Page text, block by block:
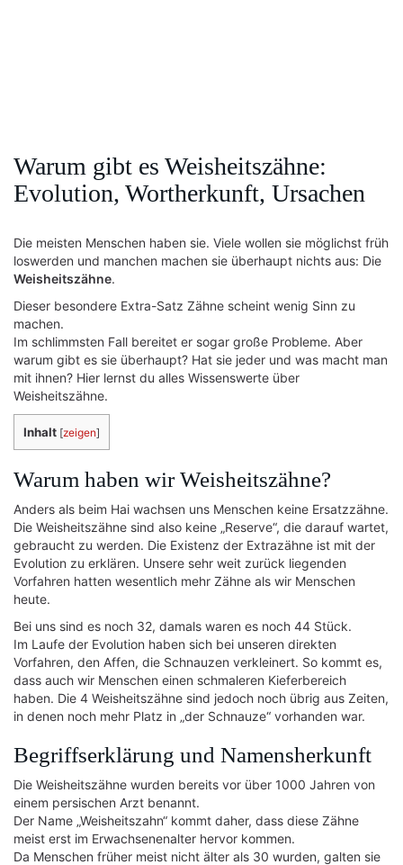
Warum gibt es Weisheitszähne:
Evolution, Wortherkunft, Ursachen
Die meisten Menschen haben sie. Viele wollen sie möglichst früh
loswerden und manchen machen sie überhaupt nichts aus: Die
Weisheitszähne.
Dieser besondere Extra-Satz Zähne scheint wenig Sinn zu
machen.
Im schlimmsten Fall bereitet er sogar große Probleme. Aber
warum gibt es sie überhaupt? Hat sie jeder und was macht man
mit ihnen? Hier lernst du alles Wissenswerte über
Weisheitszähne.
Inhalt [zeigen]
Warum haben wir Weisheitszähne?
Anders als beim Hai wachsen uns Menschen keine Ersatzzähne.
Die Weisheitszähne sind also keine „Reserve“, die darauf wartet,
gebraucht zu werden. Die Existenz der Extrazähne ist mit der
Evolution zu erklären. Unsere sehr weit zurück liegenden
Vorfahren hatten wesentlich mehr Zähne als wir Menschen
heute.
Bei uns sind es noch 32, damals waren es noch 44 Stück.
Im Laufe der Evolution haben sich bei unseren direkten
Vorfahren, den Affen, die Schnauzen verkleinert. So kommt es,
dass auch wir Menschen einen schmaleren Kieferbereich
haben. Die 4 Weisheitszähne sind jedoch noch übrig aus Zeiten,
in denen noch mehr Platz in „der Schnauze“ vorhanden war.
Begriffserklärung und Namensherkunft
Die Weisheitszähne wurden bereits vor über 1000 Jahren von
einem persischen Arzt benannt.
Der Name „Weisheitszahn“ kommt daher, dass diese Zähne
meist erst im Erwachsenenalter hervor kommen.
Da Menschen früher meist nicht älter als 30 wurden, galten sie